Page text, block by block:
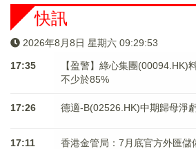
快訊
2026年8月8日 星期六 09:29:54
17:35
【盈警】綠心集團(00094.HK)
不少於85%
17:26 德適-B(02526.HK)中期歸母淨
17:11 香港金管局：7月底官方外匯儲